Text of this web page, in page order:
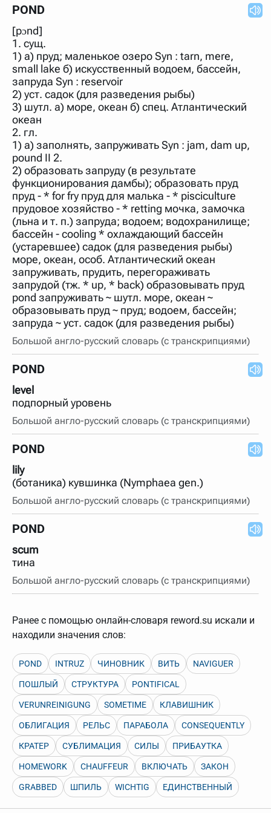
нужно будет нажать на кнопку "Найти".
указывать несколько слов в запросе. Например, если
написать в строке запроса "Пушкин поэт" и нажать
"Найти", выведутся все словарные статьи о поэте
Пушкине, но не о городе.
В сложных запросах тоже могут присутствовать
неизвестные буквы. Например, в кроссворде есть
слово "***м***ов", в задании "русский поэт 19 века".
Пишем в Reword первым словом "***м***ов", далее
через пробел "поэт". Получается "***м***ов поэт" (без
кавычек). Нажимаем "Найти" и получаем статью
"Лермонтов" и не только.
Порядок словарей можно изменять, перетаскивая
словарь вверх или вниз за прямоугольник слева от
названия словаря. Также можно выключать ненужные
словари.
POND
[pɔnd]
1. сущ.
1) а) пруд; маленькое озеро Syn : tarn, mere,
small lake б) искусственный водоем, бассейн,
запруда Syn : reservoir
2) уст. садок (для разведения рыбы)
3) шутл. а) море, океан б) спец. Атлантический
океан
2. гл.
1) а) заполнять, запруживать Syn : jam, dam up,
pound II 2.
2) образовать запруду (в результате
функционирования дамбы); образовать пруд
пруд - * for fry пруд для малька - * pisciculture
прудовое хозяйство - * retting мочка, замочка
(льна и т. п.) запруда; водоем; водохранилище;
бассейн - cooling * охлаждающий бассейн
(устаревшее) садок (для разведения рыбы)
море, океан, особ. Атлантический океан
запруживать, прудить, перегораживать
запрудой (тж. * up, * back) образовывать пруд
pond запруживать ~ шутл. море, океан ~
образовывать пруд ~ пруд; водоем, бассейн;
запруда ~ уст. садок (для разведения рыбы)
Большой англо-русский словарь (с транскрипциями)
POND
level
подпорный уровень
Большой англо-русский словарь (с транскрипциями)
POND
lily
(ботаника) кувшинка (Nymphaea gen.)
Большой англо-русский словарь (с транскрипциями)
POND
scum
тина
Большой англо-русский словарь (с транскрипциями)
Ранее с помощью онлайн-словаря reword.su искали и
находили значения слов:
POND INTRUZ ЧИНОВНИК ВИТЬ NAVIGUER
ПОШЛЫЙ СТРУКТУРА PONTIFICAL
VERUNREINIGUNG SOMETIME КЛАВИШНИК
ОБЛИГАЦИЯ РЕЛЬС ПАРАБОЛА CONSEQUENTLY
КРАТЕР СУБЛИМАЦИЯ СИЛЫ ПРИБАУТКА
HOMEWORK CHAUFFEUR ВКЛЮЧАТЬ ЗАКОН
GRABBED ШПИЛЬ WICHTIG ЕДИНСТВЕННЫЙ